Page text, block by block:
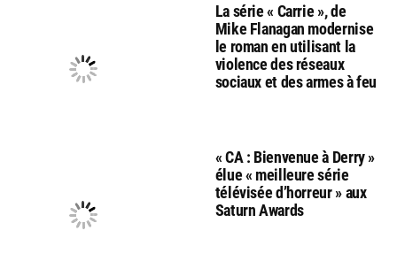
La série « Carrie », de
Mike Flanagan modernise
le roman en utilisant la
violence des réseaux
sociaux et des armes à feu
« CA : Bienvenue à Derry »
élue « meilleure série
télévisée d’horreur » aux
Saturn Awards